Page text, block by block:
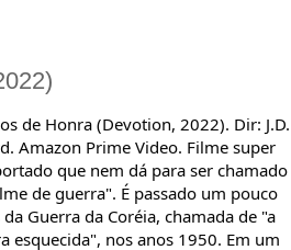
de Honra (Devotion, 2022). Dir: J.D.
Amazon Prime Video. Filme super
que nem dá para ser chamado
de guerra". É passado um pouco
da Guerra da Coréia, chamada de "a
esquecida", nos anos 1950. Em um